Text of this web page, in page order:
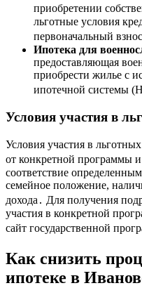
приобретении
льготные условия
первоначальный
Ипотека для
предоставляющая
приобрести жилье с
ипотечной системы
Условия участия в
Условия участия в
от конкретной программы
соответствие
семейное положение,
дохода․ Для получения
участия в конкретной
сайт государственной
Как снизить
ипотеке в